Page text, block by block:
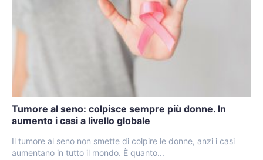
Tumore al seno: colpisce sempre più donne. In
aumento i casi a livello globale
Il tumore al seno non smette di colpire le donne, anzi i casi
aumentano in tutto il mondo. È quanto...